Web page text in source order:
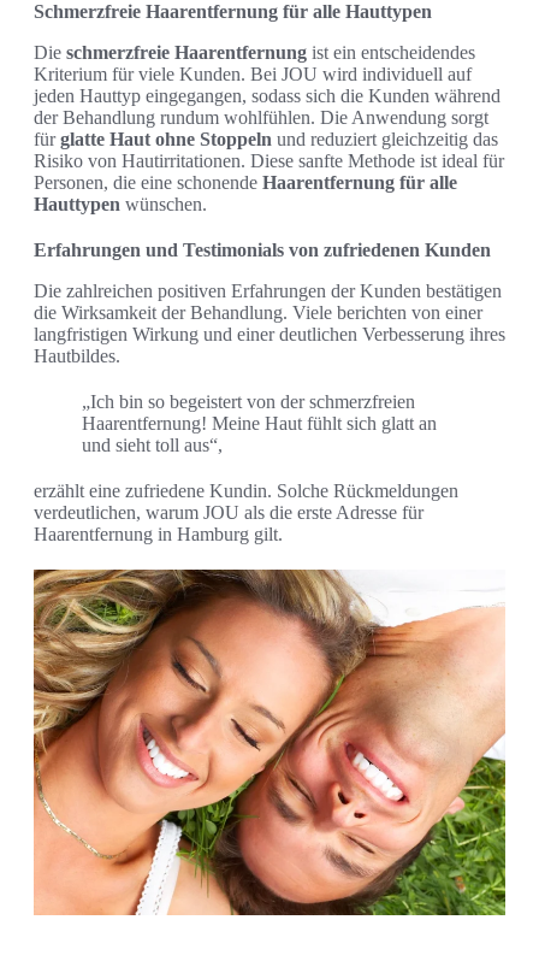
Schmerzfreie Haarentfernung für alle Hauttypen
Die schmerzfreie Haarentfernung ist ein entscheidendes
Kriterium für viele Kunden. Bei JOU wird individuell auf
jeden Hauttyp eingegangen, sodass sich die Kunden während
der Behandlung rundum wohlfühlen. Die Anwendung sorgt
fürglatte Haut ohne Stoppeln und reduziert gleichzeitig das
Risiko von Hautirritationen. Diese sanfte Methode ist ideal für
Personen, die eine schonende Haarentfernung für alle
Hauttypen wünschen.
Erfahrungen und Testimonials von zufriedenen Kunden
Die zahlreichen positiven Erfahrungen der Kunden bestätigen
die Wirksamkeit der Behandlung. Viele berichten von einer
langfristigen Wirkung und einer deutlichen Verbesserung ihres
Hautbildes.
„Ich bin so begeistert von der schmerzfreien
Haarentfernung! Meine Haut fühlt sich glatt an
und sieht toll aus“,
erzählt eine zufriedene Kundin. Solche Rückmeldungen
verdeutlichen, warum JOU als die erste Adresse für
Haarentfernung in Hamburg gilt.